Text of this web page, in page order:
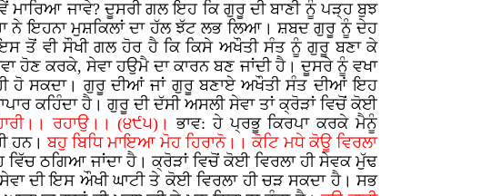
ਮਾਰਿਆ ਜਾਵੇ? ਦੂਸਰੀ ਗਲ ਇਹ ਕਿ ਗੁਰੂ ਦੀ ਬਾਣੀ ਨੂੰ ਪੜ੍ਹ ਬੁਝ
ਨੇ ਇਹਨਾ ਮੁਸ਼ਕਿਲਾਂ ਦਾ ਹੱਲ ਝੱਟ ਲਭ ਲਿਆ। ਸ਼ਬਦ ਗੁਰੂ ਨੂੰ ਦੇਹ
ਤੋਂ ਵੀ ਸੌਖੀ ਗਲ ਹੋਰ ਹੈ ਕਿ ਕਿਸੇ ਅਖੌਤੀ ਸੰਤ ਨੂੰ ਗੁਰੂ ਬਣਾ ਕੇ
ਹੋਣ ਕਰਕੇ, ਸੇਵਾ ਹਉਮੈ ਦਾ ਕਾਰਨ ਬਣ ਜਾਂਦੀ ਹੈ। ਦੂਸਰੇ ਨੂੰ ਵਖਾ
ਹੋ ਸਕਦਾ। ਗੁਰੂ ਦੀਆਂ ਜਾਂ ਗੁਰੂ ਬਣਾਏ ਅਖੌਤੀ ਸੰਤ ਦੀਆਂ ਇਹ
ਕਹਿੰਦਾ ਹੈ। ਗੁਰੂ ਦੀ ਦੱਸੀ ਅਸਲੀ ਸੇਵਾ ਤਾਂ ਕ੍ਰੋੜਾਂ ਵਿਚੋਂ ਕੋਈ
ਰਹਾਉ।। (੪੯੫)।ਭਾਵ: ਹੇ ਪ੍ਰਭੂ ਕਿਰਪਾ ਕਰਕੇ ਮੈਨੂੰ
ਹਨ।ਬਹੁ ਬਿਧਿ ਮਾਇਆ ਮੋਹ ਹਿਰਾਨੋ।। ਕੋਟਿ ਮਧੇ ਕੋਊ ਵਿਰਲਾ
ਠਗਿਆ ਜਾਂਦਾ ਹੈ। ਕ੍ਰੋੜਾਂ ਵਿਚੋਂ ਕੋਈ ਵਿਰਲਾ ਹੀ ਸੇਵਕ ਮੁੱਢ
ਦੀ ਇਸ ਔਖੀ ਘਾਟੀ ਤੇ ਕੋਈ ਵਿਰਲਾ ਹੀ ਚੜ ਸਕਦਾ ਹੈ। ਸਭ